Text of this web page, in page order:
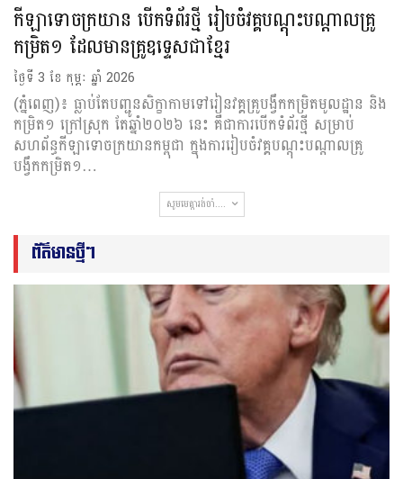
កីឡាទោចក្រយាន បើកទំព័រថ្មី រៀបចំវគ្គបណ្ដុះបណ្ដាលគ្រូ
កម្រិត១ ដែលមានគ្រូឧទ្ទេសជាខ្មែរ
ថ្ងៃទី 3 ខែ កុម្ភៈ ឆ្នាំ 2026
(ភ្នំពេញ)៖ ធ្លាប់តែបញ្ជូនសិក្ខាកាមទៅរៀនវគ្គគ្រូបង្វឹកកម្រិតមូលដ្ឋាន និង
កម្រិត១ ក្រៅស្រុក តែឆ្នាំ២០២៦ នេះ គឺជាការបើកទំព័រថ្មី សម្រាប់
សហព័ន្ធកីឡាទោចក្រយានកម្ពុជា ក្នុងការរៀបចំវគ្គបណ្ដុះបណ្ដាលគ្រូ
បង្វឹកកម្រិត១…
សូមមេត្តារង់ចាំ....
ព័ត៌មានថ្មីៗ